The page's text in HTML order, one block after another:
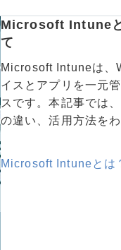
Microsoft Intuneと
て
Microsoft Intuneは、
イスとアプリを一元
スです。本記事では
の違い、活用方法を
Microsoft Intuneとは